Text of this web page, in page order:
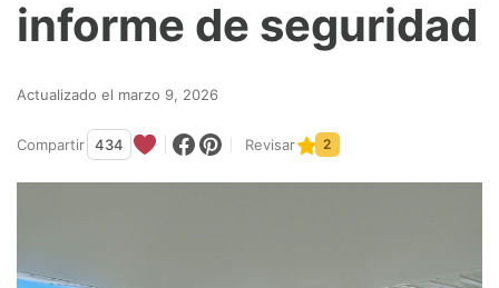
informe de seguridad
Actualizado el marzo 9, 2026
Compartir 434 Revisar 2